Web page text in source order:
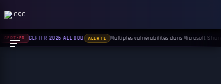
CERT-FR CERTFR-2026-ALE-008 ALERTE Multiples vulnérabilités dans Microsoft